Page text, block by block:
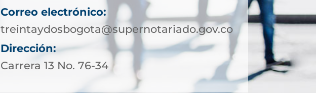
Correo electrónico:
treintaydosbogota@supernotariado.gov.co
Dirección:
Carrera 13 No. 76-34